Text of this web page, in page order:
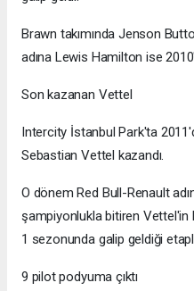
Brawn takımında Jenson
adına Lewis Hamilton ise
Son kazanan Vettel
Intercity İstanbul Park'ta
Sebastian Vettel kazandı.
O dönem Red Bull-Renault
şampiyonlukla bitiren
1 sezonunda galip geldiği
9 pilot podyuma çıktı